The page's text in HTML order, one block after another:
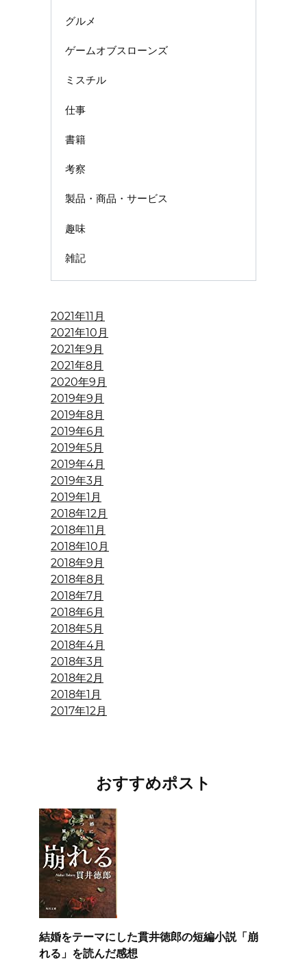
グルメ
ゲームオブスローンズ
ミスチル
仕事
書籍
考察
製品・商品・サービス
趣味
雑記
2021年11月
2021年10月
2021年9月
2021年8月
2020年9月
2019年9月
2019年8月
2019年6月
2019年5月
2019年4月
2019年3月
2019年1月
2018年12月
2018年11月
2018年10月
2018年9月
2018年8月
2018年7月
2018年6月
2018年5月
2018年4月
2018年3月
2018年2月
2018年1月
2017年12月
おすすめポスト
結婚をテーマにした貫井徳郎の短編小説「崩
れる」を読んだ感想